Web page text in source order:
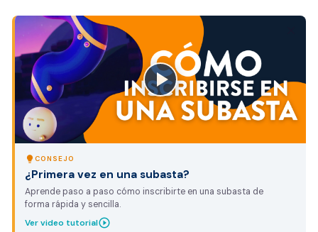
lightbulb CONSEJO
¿Primera vez en una subasta?
Aprende paso a paso cómo inscribirte en una subasta de
forma rápida y sencilla.
Ver video tutorialplay_circle_outline